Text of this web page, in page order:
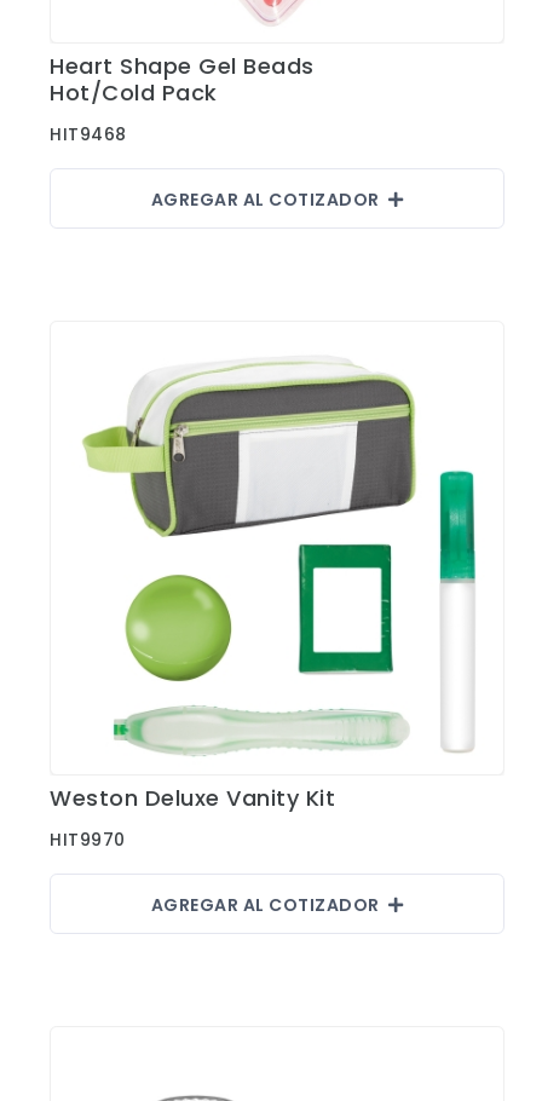
Ver Detalles
Heart Shape Gel Beads
Hot/Cold Pack
HIT9468
AGREGAR AL COTIZADOR
Ver Detalles
Weston Deluxe Vanity Kit
HIT9970
AGREGAR AL COTIZADOR